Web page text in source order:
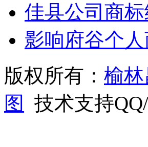
佳县公司商
影响府谷个
版权所有： 榆
图
技术支持